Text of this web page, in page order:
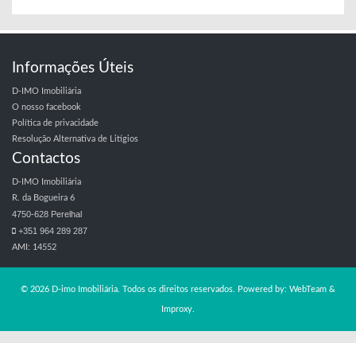
Informações Úteis
D-IMO Imobiliária
O nosso facebook
Política de privacidade
Resolução Alternativa de Litígios
Contactos
D-IMO Imobiliária
R. da Bogueira 6
4750-628 Perelhal
+351 964 289 287
AMI: 14552
© 2026 D-imo Imobiliária. Todos os direitos reservados. Powered by: WebTeam &
Improxy.